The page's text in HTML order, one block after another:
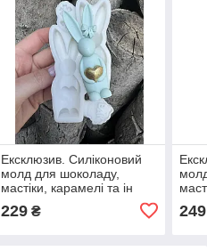
Ексклюзив. Силіконовий
молд для шоколаду,
мастіки, карамелі та ін
(однакові)"
229₴ 249